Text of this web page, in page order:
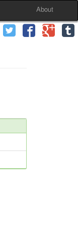
About